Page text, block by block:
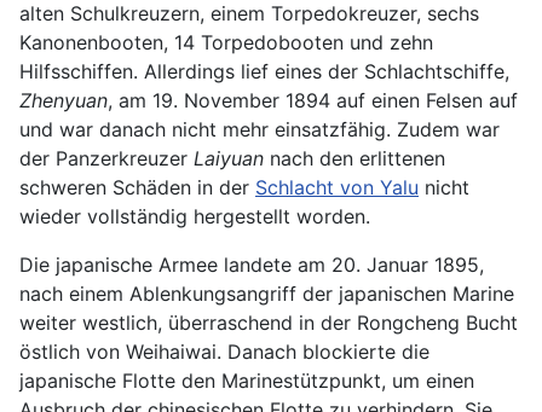
alten Schulkreuzern, einem Torpedokreuzer, sechs
Kanonenbooten, 14 Torpedobooten und zehn
Hilfsschiffen. Allerdings lief eines der Schlachtschiffe,
Zhenyuan, am 19. November 1894 auf einen Felsen auf
und war danach nicht mehr einsatzfähig. Zudem war
der Panzerkreuzer Laiyuan nach den erlittenen
schweren Schäden in der Schlacht von Yalu nicht
wieder vollständig hergestellt worden.
Die japanische Armee landete am 20. Januar 1895,
nach einem Ablenkungsangriff der japanischen Marine
weiter westlich, überraschend in der Rongcheng Bucht
östlich von Weihaiwai. Danach blockierte die
japanische Flotte den Marinestützpunkt, um einen